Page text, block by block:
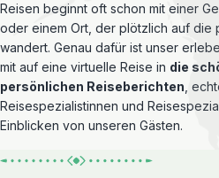
Reisen beginnt oft schon mit einer
oder einem Ort, der plötzlich auf die
wandert. Genau dafür ist unser
mit auf eine virtuelle Reise in die
persönlichen Reiseberichten ,
Reisespezialistinnen und
Einblicken von unseren Gästen.